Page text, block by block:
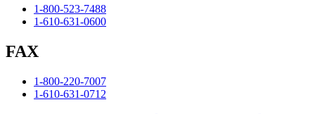
1-800-523-7488
1-610-631-0600
FAX
1-800-220-7007
1-610-631-0712